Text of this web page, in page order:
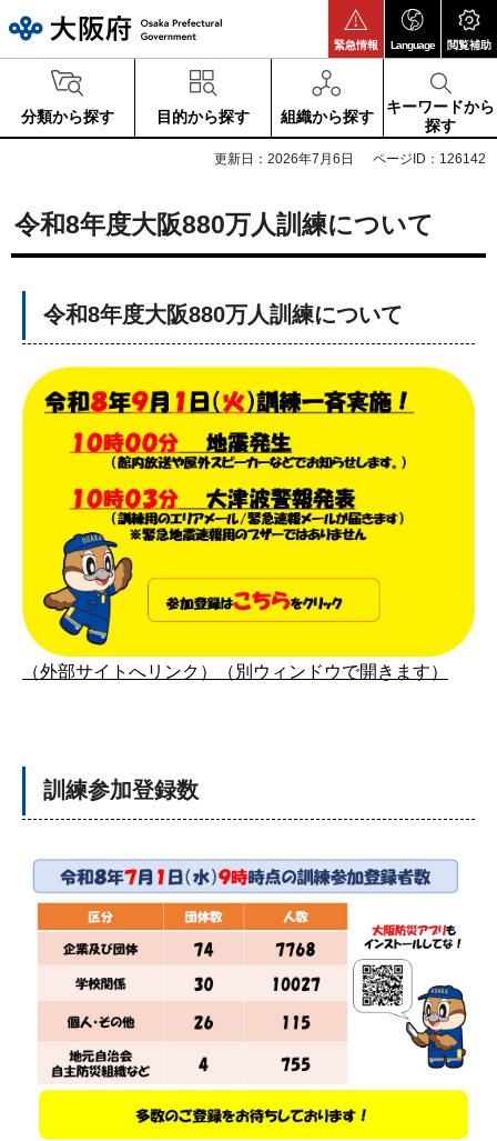
緊急情報 Language 閲覧補助
分類から探す 目的から探す 組織から探す
キーワードから
探す
更新日：2026年7月6日 ページID：126142
令和8年度大阪880万人訓練について
令和8年度大阪880万人訓練について
（外部サイトへリンク）（別ウィンドウで開きます）
訓練参加登録数